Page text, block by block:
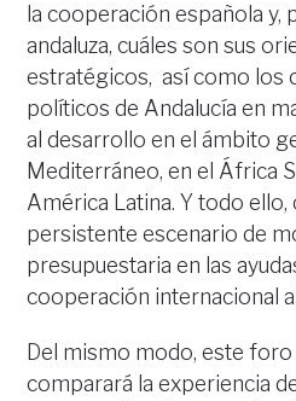
la cooperación española y,
andaluza, cuáles son sus
estratégicos, así como los
políticos de Andalucía en
al desarrollo en el ámbito
Mediterráneo, en el África
América Latina. Y todo ello,
persistente escenario de
presupuestaria en las
cooperación internacional
Del mismo modo, este foro
comparará la experiencia